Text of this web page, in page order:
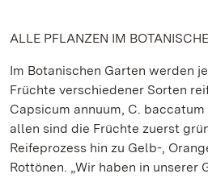
ALLE PFLANZEN IM
Im Botanischen Garten werden
Früchte verschiedener Sorten
Capsicum annuum, C. baccatum
allen sind die Früchte zuerst
Reifeprozess hin zu Gelb-,
Rottönen. „Wir haben in